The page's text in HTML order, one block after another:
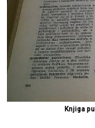
Knjiga